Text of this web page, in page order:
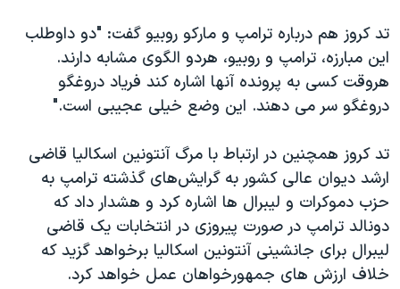
تد کروز هم درباره ترامپ و مارکو روبیو گفت: "دو داوطلب
این مبارزه، ترامپ و روبیو، هردو الگوی مشابه دارند.
هروقت کسی به پرونده آنها اشاره کند فریاد دروغگو
دروغگو سر می دهند. این وضع خیلی عجیبی است."
تد کروز همچنین در ارتباط با مرگ آنتونین اسکالیا قاضی
ارشد دیوان عالی کشور به گرایش‌های گذشته ترامپ به
حزب دموکرات و لیبرال ها اشاره کرد و هشدار داد که
دونالد ترامپ در صورت پیروزی در انتخابات یک قاضی
لیبرال برای جانشینی آنتونین اسکالیا برخواهد گزید که
خلاف ارزش های جمهورخواهان عمل خواهد کرد.